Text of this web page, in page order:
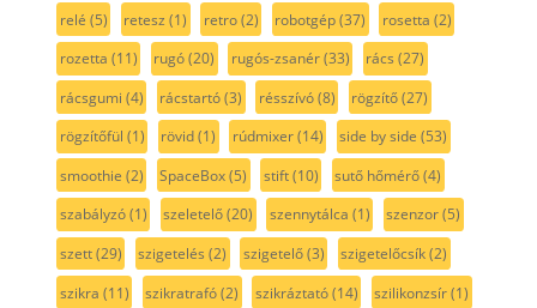
relé (5) retesz (1) retro(2) robotgép(37) rosetta (2)
rozetta (11) rugó(20) rugós-zsanér(33) rács (27)
rácsgumi (4) rácstartó(3) résszívó(8) rögzítő(27)
rögzítőfül (1) rövid(1) rúdmixer(14) side by side (53)
smoothie (2) SpaceBox(5) stift(10) sutő hőmérő(4)
szabályzó(1) szeletelő(20) szennytálca (1) szenzor(5)
szett(29) szigetelés (2) szigetelő(3) szigetelőcsík(2)
szikra (11) szikratrafó(2) szikráztató(14) szilikonzsír(1)